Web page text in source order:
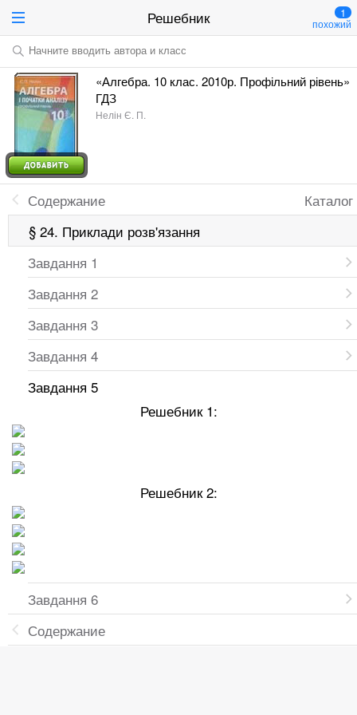
Решебник 1
похожий
Начните вводить автора и класс
«Алгебра. 10 клас. 2010р. Профільний рівень»
ГДЗ
Нелін Є. П.
Каталог
Содержание
§ 24. Приклади розв'язання
Завдання 1
Завдання 2
Завдання 3
Завдання 4
Завдання 5
Решебник 1:
Решебник 2:
Завдання 6
Содержание